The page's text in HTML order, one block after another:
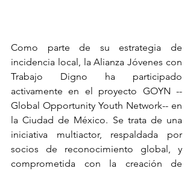
Como parte de su estrategia de
incidencia local, la Alianza Jóvenes con
Trabajo Digno ha participado
activamente en el proyecto GOYN --
Global Opportunity Youth Network-- en
la Ciudad de México. Se trata de una
iniciativa multiactor, respaldada por
socios de reconocimiento global, y
comprometida con la creación de